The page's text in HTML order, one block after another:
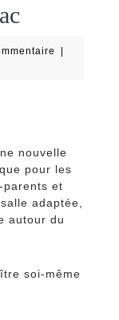
|
nouvelle
pour les
et
adaptée,
autour du
soi-même